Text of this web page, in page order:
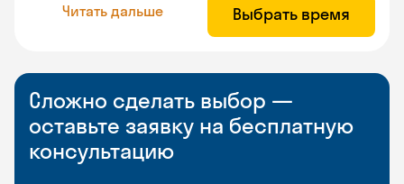
Читать дальше Выбрать время
Сложно сделать выбор —
оставьте заявку на бесплатную
консультацию